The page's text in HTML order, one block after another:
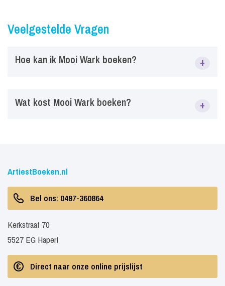
Veelgestelde Vragen
Hoe kan ik Mooi Wark boeken? +
festivals, bedrijfsfeesten, tentfeesten, evenementen en
Wat kost Mooi Wark boeken? +
Neem contact op met ArtiestBoeken.nl voor een actuele
prijsopgave.
ArtiestBoeken.nl
Bel ons: 0497-360864
Kerkstraat 70
5527 EG Hapert
Direct naar onze online prijslijst